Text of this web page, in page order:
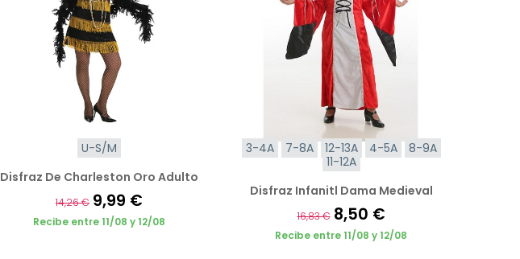
U-S/M
Disfraz De Charleston Oro Adulto
14,26 € 9,99 €
Recibe entre 11/08 y 12/08
3-4A 7-8A 12-13A 4-5A
8-9A
11-12A
Disfraz Infanitl Dama Medieval
16,83 € 8,50 €
Recibe entre 11/08 y 12/08